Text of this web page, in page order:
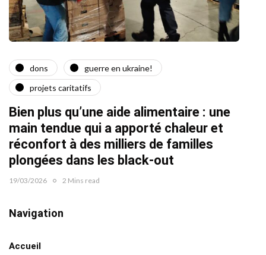
dons
guerre en ukraine!
projets caritatifs
Bien plus qu’une aide alimentaire : une
main tendue qui a apporté chaleur et
réconfort à des milliers de familles
plongées dans les black-out
19/03/2026 2 Mins read
Navigation
Accueil